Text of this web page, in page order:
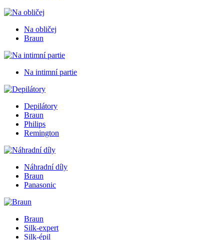
Na obličej
Braun
Na intimní partie
Depilátory
Braun
Philips
Remington
Náhradní díly
Braun
Panasonic
Braun
Silk-expert
Silk-épil